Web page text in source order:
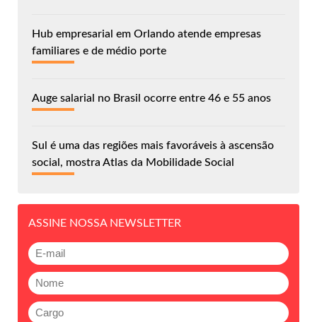
Hub empresarial em Orlando atende empresas
familiares e de médio porte
Auge salarial no Brasil ocorre entre 46 e 55 anos
Sul é uma das regiões mais favoráveis à ascensão
social, mostra Atlas da Mobilidade Social
ASSINE NOSSA NEWSLETTER